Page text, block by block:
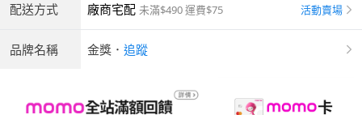
配送方式 廠商宅配 未滿$490 運費$75 活動賣場
品牌名稱 金獎 ． 追蹤